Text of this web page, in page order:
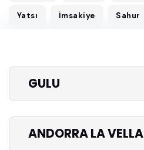
Yatsı İmsakiye Sahur
GULU
ANDORRA LA VELLA